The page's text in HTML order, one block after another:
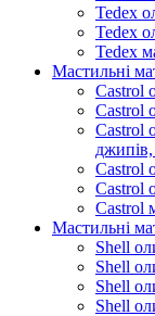
Tedex
Tedex
Tedex
Мастильні
Castrol
Castrol
Castrol
джипів,
Castrol
Castrol
Castrol
Мастильні
Shell
Shell
Shell
Shell